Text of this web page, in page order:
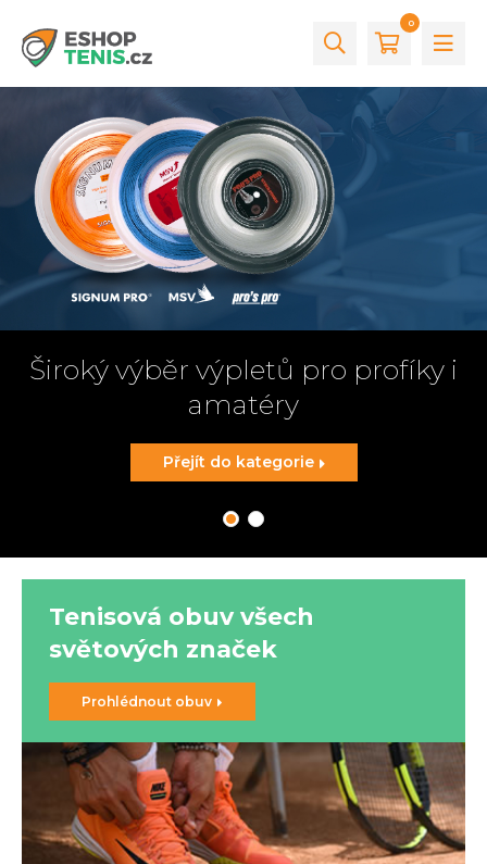
0
Široký výběr výpletů pro profíky i
amatéry
Přejít do kategorie
Tenisová obuv všech
světových značek
Prohlédnout obuv